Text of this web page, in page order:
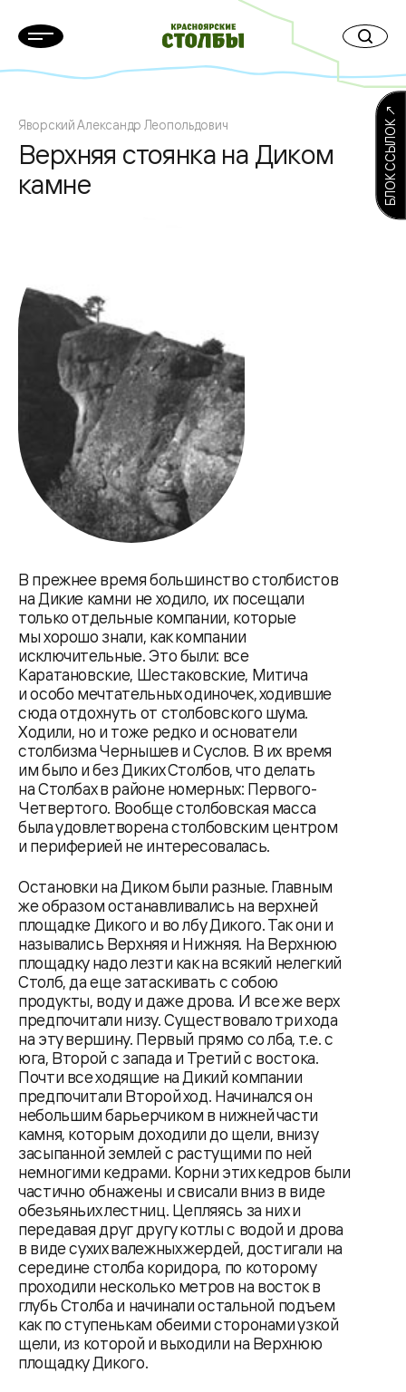
Яворский Александр Леопольдович
Верхняя стоянка на Диком
камне
В прежнее время большинство столбистов
на Дикие камни не ходило, их посещали
только отдельные компании, которые
мы хорошо знали, как компании
исключительные. Это были: все
Каратановские, Шестаковские, Митича
и особо мечтательных одиночек, ходившие
сюда отдохнуть от столбовского шума.
Ходили, но и тоже редко и основатели
столбизма Чернышев и Суслов. В их время
им было и без Диких Столбов, что делать
на Столбах в районе номерных: Первого-
Четвертого. Вообще столбовская масса
была удовлетворена столбовским центром
и периферией не интересовалась.
Остановки на Диком были разные. Главным
же образом останавливались на верхней
площадке Дикого и во лбу Дикого. Так они и
назывались Верхняя и Нижняя. На Верхнюю
площадку надо лезти как на всякий нелегкий
Столб, да еще затаскивать с собою
продукты, воду и даже дрова. И все же верх
предпочитали низу. Существовало три хода
на эту вершину. Первый прямо со лба, т.е. с
юга, Второй с запада и Третий с востока.
Почти все ходящие на Дикий компании
предпочитали Второй ход. Начинался он
небольшим барьерчиком в нижней части
камня, которым доходили до щели, внизу
засыпанной землей с растущими по ней
немногими кедрами. Корни этих кедров были
частично обнажены и свисали вниз в виде
обезьяньих лестниц. Цепляясь за них и
передавая друг другу котлы с водой и дрова
в виде сухих валежных жердей, достигали на
середине столба коридора, по которому
проходили несколько метров на восток в
глубь Столба и начинали остальной подъем
как по ступенькам обеими сторонами узкой
щели, из которой и выходили на Верхнюю
площадку Дикого.
БЛОК ССЫЛОК ↗